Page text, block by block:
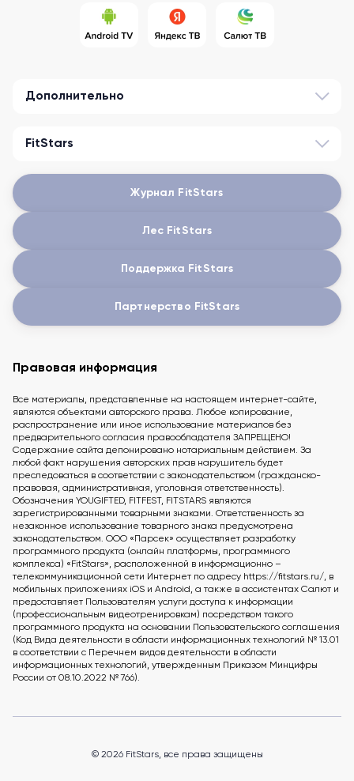
Дополнительно
FitStars
Журнал FitStars
Лес FitStars
Поддержка FitStars
Партнерство FitStars
Правовая информация
Все материалы, представленные на настоящем интернет-сайте,
являются объектами авторского права. Любое копирование,
распространение или иное использование материалов без
предварительного согласия правообладателя ЗАПРЕЩЕНО!
Содержание сайта депонировано нотариальным действием. За
любой факт нарушения авторских прав нарушитель будет
преследоваться в соответствии с законодательством (гражданско-
правовая, административная, уголовная ответственность).
Обозначения YOUGIFTED, FITFEST, FITSTARS являются
зарегистрированными товарными знаками. Ответственность за
незаконное использование товарного знака предусмотрена
законодательством. ООО «Парсек» осуществляет разработку
программного продукта (онлайн платформы, программного
комплекса) «FitStars», расположенной в информационно –
телекоммуникационной сети Интернет по адресу https://fitstars.ru/, в
мобильных приложениях iOS и Android, а также в ассистентах Салют и
предоставляет Пользователям услуги доступа к информации
(профессиональным видеотренировкам) посредством такого
программного продукта на основании Пользовательского соглашения
(Код Вида деятельности в области информационных технологий № 13.01
в соответствии с Перечнем видов деятельности в области
информационных технологий, утвержденным Приказом Минцифры
России от 08.10.2022 № 766).
© 2026 FitStars, все права защищены